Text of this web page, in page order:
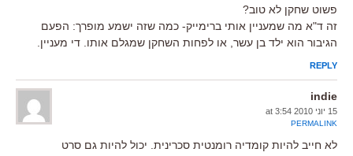
פשוט שחקן לא טוב?
זה ד"א מה שמעניין אותי ברימייק- כמה שזה ישמע מופרך: הפעם
הגיבור הוא ילד בן עשר, או לפחות השחקן שמגלם אותו. די מעניין.
REPLY
indie
15 יוני 2010 at 3:54
PERMALINK
לא חייב להיות קומדיה רומנטית סכרינית. יכול להיות גם סרט